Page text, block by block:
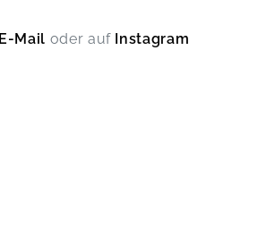
E-Mail oder auf Instagram